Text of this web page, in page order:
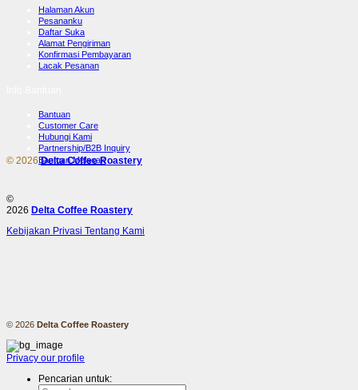
Halaman Akun
Pesananku
Daftar Suka
Alamat Pengiriman
Konfirmasi Pembayaran
Lacak Pesanan
Bantuan
Customer Care
Hubungi Kami
Partnership/B2B Inquiry
Bantuan Melacak
© 2026Delta Coffee Roastery
©
2026 Delta Coffee Roastery
Kebijakan Privasi Tentang Kami
© 2026 Delta Coffee Roastery
Privacy our profile
Pencarian untuk: